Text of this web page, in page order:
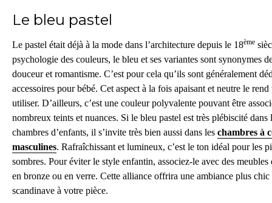
Le bleu pastel
Le pastel était déjà à la mode dans l’architecture depuis le 18ème
psychologie des couleurs, le bleu et ses variantes sont synonymes
douceur et romantisme. C’est pour cela qu’ils sont généralement
accessoires pour bébé. Cet aspect à la fois apaisant et neutre le rend
utiliser. D’ailleurs, c’est une couleur polyvalente pouvant être
nombreux teints et nuances. Si le bleu pastel est très plébiscité dans
chambres d’enfants, il s’invite très bien aussi dans les chambres à
masculines. Rafraîchissant et lumineux, c’est le ton idéal pour les
sombres. Pour éviter le style enfantin, associez-le avec des
en bronze ou en verre. Cette alliance offrira une ambiance plus chic
scandinave à votre pièce.